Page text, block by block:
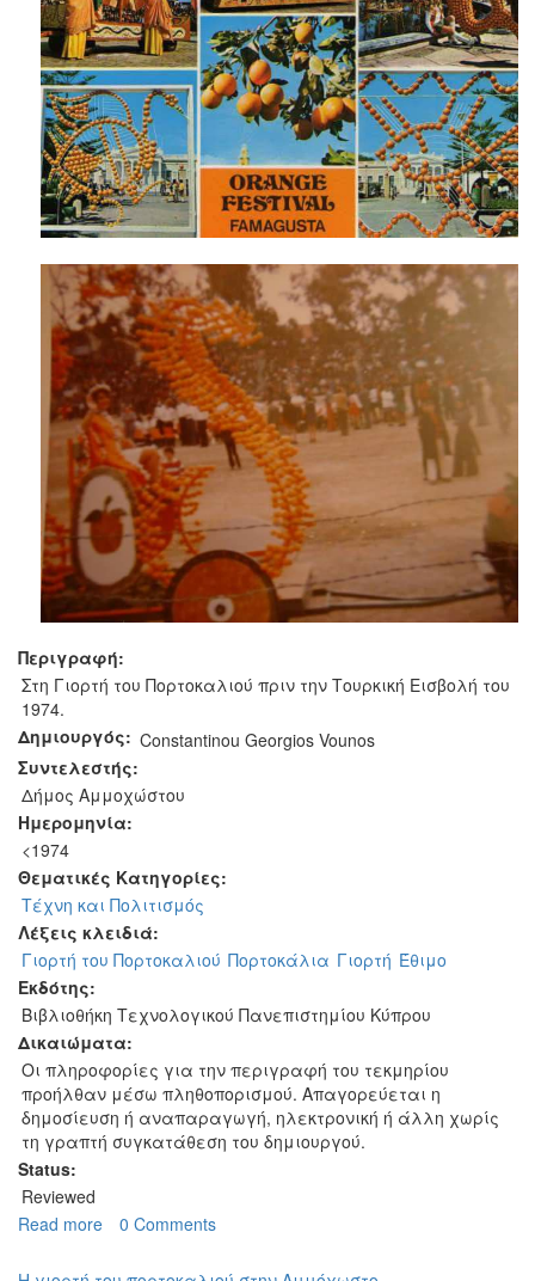
Περιγραφή:
Στη Γιορτή του Πορτοκαλιού πριν την Τουρκική Εισβολή του
1974.
Δημιουργός: Constantinou Georgios Vounos
Συντελεστής:
Δήμος Αμμοχώστου
Ημερομηνία:
<1974
Θεματικές Κατηγορίες:
Τέχνη και Πολιτισμός
Λέξεις κλειδιά:
Γιορτή του Πορτοκαλιού Πορτοκάλια Γιορτή Έθιμο
Εκδότης:
Βιβλιοθήκη Τεχνολογικού Πανεπιστημίου Κύπρου
Δικαιώματα:
Οι πληροφορίες για την περιγραφή του τεκμηρίου
προήλθαν μέσω πληθοπορισμού. Απαγορεύεται η
δημοσίευση ή αναπαραγωγή, ηλεκτρονική ή άλλη χωρίς
τη γραπτή συγκατάθεση του δημιουργού.
Status:
Reviewed
Read more about
0 Comments